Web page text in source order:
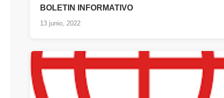
BOLETIN INFORMATIVO
13 junio, 2022